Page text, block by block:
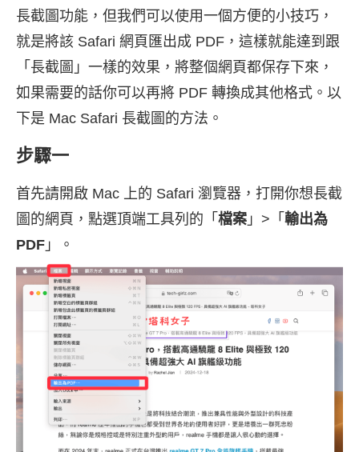
長截圖功能，但我們可以使用一個方便的小技巧，
就是將該 Safari 網頁匯出成 PDF，這樣就能達到跟
「長截圖」一樣的效果，將整個網頁都保存下來，
如果需要的話你可以再將 PDF 轉換成其他格式。以
下是 Mac Safari 長截圖的方法。
步驟一
首先請開啟 Mac 上的 Safari 瀏覽器，打開你想長截
圖的網頁，點選頂端工具列的「 檔案 」>「 輸出為
PDF 」。